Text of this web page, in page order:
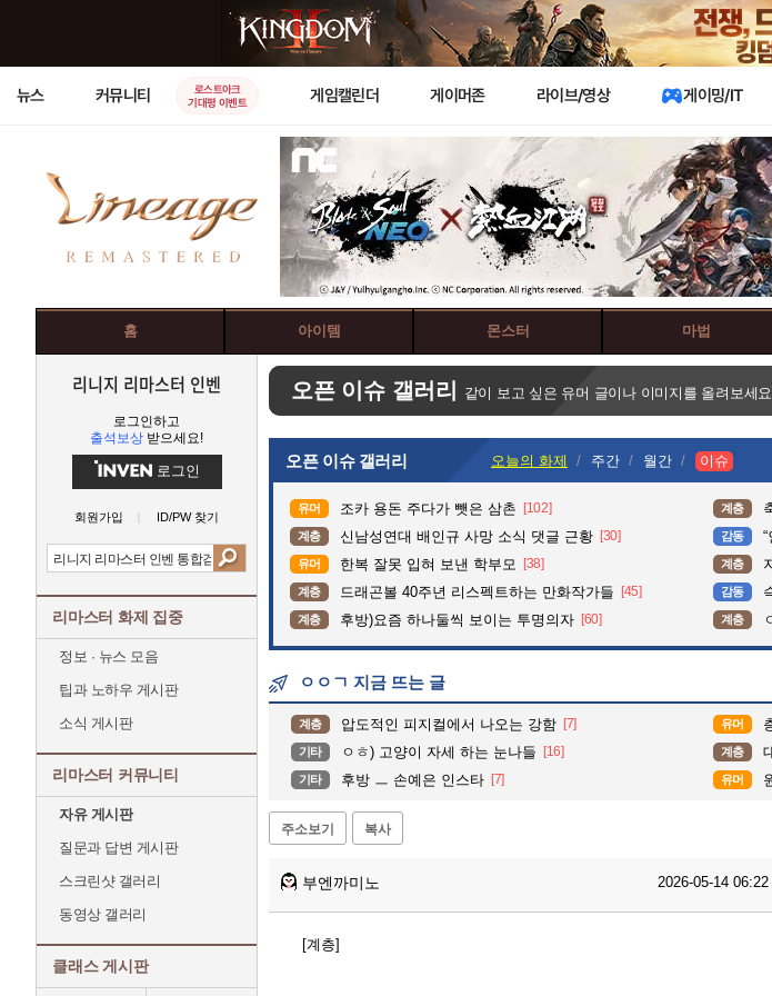
뉴스 커뮤니티
로스트아크
기대평 이벤트
게임캘린더 게이머존 라이브/영상 게이밍/IT
홈 아이템 몬스터 마법
리니지 리마스터 인벤
로그인하고
출석보상 받으세요!
로그인
회원가입 ID/PW 찾기
리마스터 화제 집중
정보 · 뉴스 모음
팁과 노하우 게시판
소식 게시판
리마스터 커뮤니티
자유 게시판
질문과 답변 게시판
스크린샷 갤러리
동영상 갤러리
클래스 게시판
오픈 이슈 갤러리 같이 보고 싶은 유머 글이나 이미지를 올려보세
오픈 이슈 갤러리 오늘의 화제 주간 월간 이슈
유머 조카 용돈 주다가 뺏은 삼촌 [102] 계층
계층 신남성연대 배인규 사망 소식 댓글 근황 [30] 감동 “
유머 한복 잘못 입혀 보낸 학부모 [38] 계층
계층 드래곤볼 40주년 리스펙트하는 만화작가들 [45] 감동
계층 후방)요즘 하나둘씩 보이는 투명의자 [60] 계층
ㅇㅇㄱ 지금 뜨는 글
계층 압도적인 피지컬에서 나오는 강함 [7] 유머
기타 ㅇㅎ) 고양이 자세 하는 눈나들 [16] 계층
기타 후방 ㅡ 손예은 인스타 [7] 유머
주소보기 복사
부엔까미노 2026-05-14 06:22
[계층]